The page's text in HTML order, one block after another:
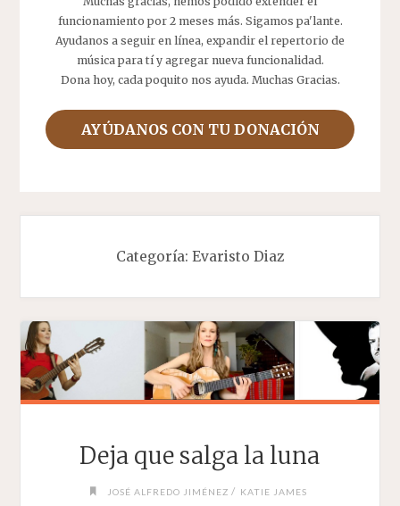
funcionamiento por 2 meses más. Sigamos pa'lante.
Ayudanos a seguir en línea, expandir el repertorio de
música para tí y agregar nueva funcionalidad.
Dona hoy, cada poquito nos ayuda. Muchas Gracias.
AYÚDANOS CON TU DONACIÓN
Categoría: Evaristo Diaz
Deja que salga la luna
JOSÉ ALFREDO JIMÉNEZ / KATIE JAMES